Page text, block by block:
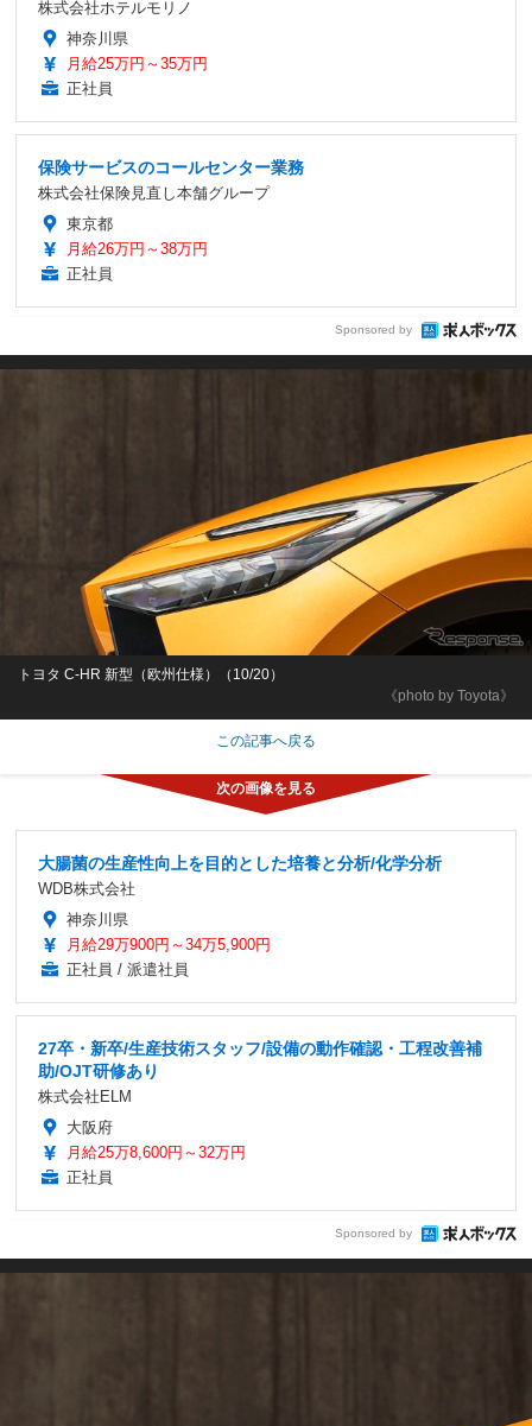
株式会社ホテルモリノ
神奈川県
月給25万円～35万円
正社員
保険サービスのコールセンター業務
株式会社保険見直し本舗グループ
東京都
月給26万円～38万円
正社員
Sponsored by
《photo by Toyota》
トヨタ C-HR 新型（欧州仕様）（10/20）
この記事へ戻る
大腸菌の生産性向上を目的とした培養と分析/化学分析
WDB株式会社
神奈川県
月給29万900円～34万5,900円
正社員 / 派遣社員
27卒・新卒/生産技術スタッフ/設備の動作確認・工程改善補
助/OJT研修あり
株式会社ELM
大阪府
月給25万8,600円～32万円
正社員
Sponsored by